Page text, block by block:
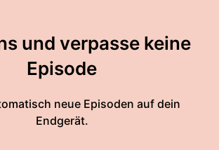
und verpasse keine
Episode
neue Episoden auf dein
Endgerät.